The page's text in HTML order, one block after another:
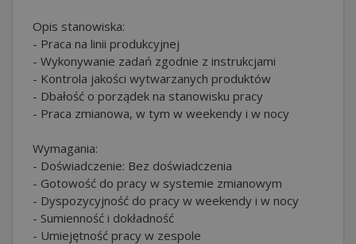
Opis stanowiska:
- Praca na linii produkcyjnej
- Wykonywanie zadań zgodnie z instrukcjami
- Kontrola jakości wytwarzanych produktów
- Dbałość o porządek na stanowisku pracy
- Praca zmianowa, w tym w weekendy i w nocy
Wymagania:
- Doświadczenie: Bez doświadczenia
- Gotowość do pracy w systemie zmianowym
- Dyspozycyjność do pracy w weekendy i w nocy
- Sumienność i dokładność
- Umiejętność pracy w zespole